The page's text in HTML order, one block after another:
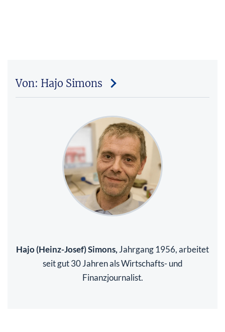
Von: Hajo Simons
Hajo (Heinz-Josef) Simons, Jahrgang 1956, arbeitet
seit gut 30 Jahren als Wirtschafts- und
Finanzjournalist.